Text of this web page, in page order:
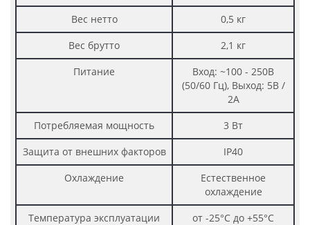
Вес нетто
0,5 кг
Вес брутто
2,1 кг
Питание
Вход: ~100 - 250В
(50/60 Гц), Выход: 5В /
2А
Потребляемая мощность
3 Вт
Защита от внешних факторов
IP40
Охлаждение
Естественное
охлаждение
Температура эксплуатации
от -25°C до +55°C